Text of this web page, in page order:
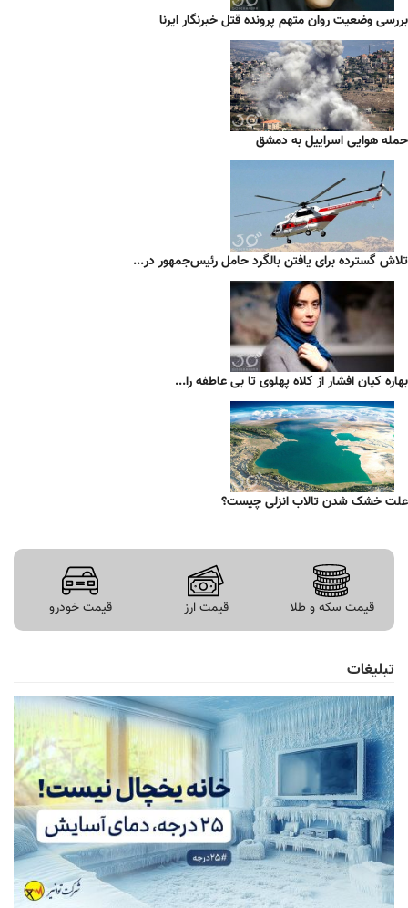
بررسی وضعیت روان متهم پرونده قتل خبرنگار ایرنا
حمله هوایی اسراییل به دمشق
تلاش گسترده برای یافتن بالگرد حامل رئیس‌جمهور در...
بهاره کیان افشار از کلاه پهلوی تا بی عاطفه را...
علت خشک شدن تالاب انزلی چیست؟
قیمت سکه و طلا قیمت ارز قیمت خودرو
تبلیغات